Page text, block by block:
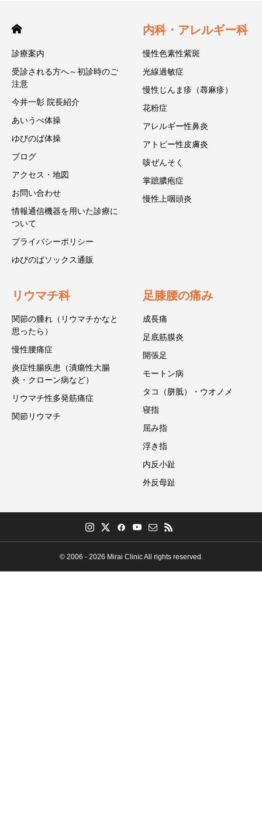
診療案内
受診される方へ～初診時のご
注意
今井一彰 院長紹介
あいうべ体操
ゆびのば体操
ブログ
アクセス・地図
お問い合わせ
情報通信機器を用いた診療に
ついて
プライバシーポリシー
ゆびのばソックス通販
内科・アレルギー科
慢性色素性紫斑
光線過敏症
慢性じんま疹（蕁麻疹）
花粉症
アレルギー性鼻炎
アトピー性皮膚炎
咳ぜんそく
掌蹠膿疱症
慢性上咽頭炎
リウマチ科
関節の腫れ（リウマチかなと
思ったら）
慢性腰痛症
炎症性腸疾患（潰瘍性大腸
炎・クローン病など）
リウマチ性多発筋痛症
関節リウマチ
足膝腰の痛み
成長痛
足底筋膜炎
開張足
モートン病
タコ（胼胝）・ウオノメ
寝指
屈み指
浮き指
内反小趾
外反母趾
© 2006 - 2026 Mirai Clinic All rights reserved.